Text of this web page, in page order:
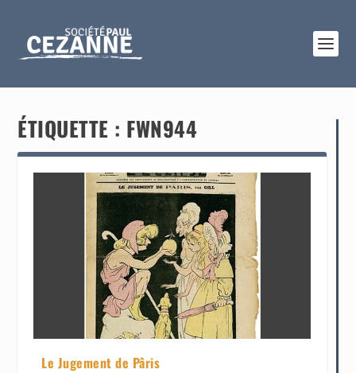
ÉTIQUETTE : FWN944
Le Jugement de Pâris